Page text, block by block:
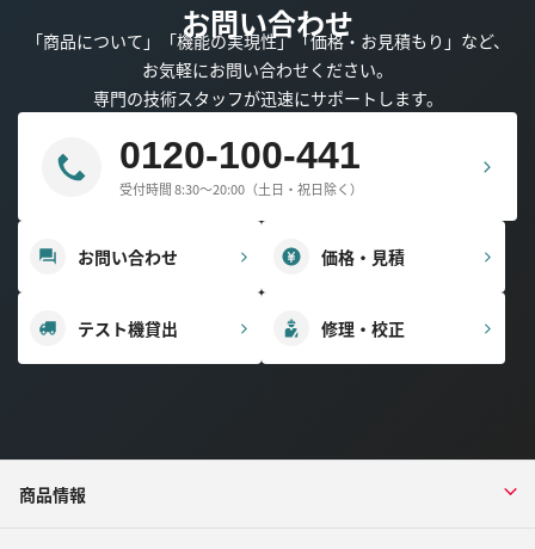
お問い合わせ
「商品について」「機能の実現性」「価格・お見積もり」など、
お気軽にお問い合わせください。
専門の技術スタッフが迅速にサポートします。
0120-100-441
受付時間 8:30～20:00（土日・祝日除く）
お問い合わせ 価格・見積
テスト機貸出 修理・校正
商品情報